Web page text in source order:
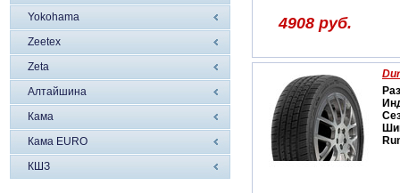
Yokohama
Zeetex
Zeta
Алтайшина
Кама
Кама EURO
КШЗ
4908 руб.